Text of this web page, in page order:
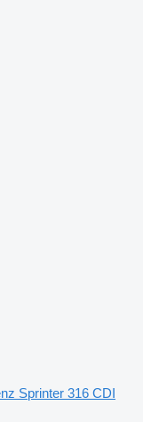
Sprinter 316 CDI